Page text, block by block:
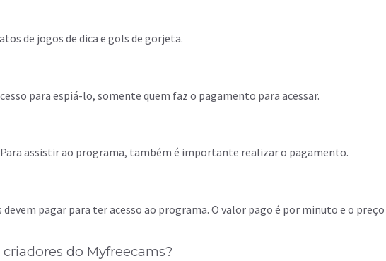
de jogos de dica e gols de gorjeta.
para espiá-lo, somente quem faz o pagamento para acessar.
assistir ao programa, também é importante realizar o pagamento.
pagar para ter acesso ao programa. O valor pago é por minuto e o
do Myfreecams?